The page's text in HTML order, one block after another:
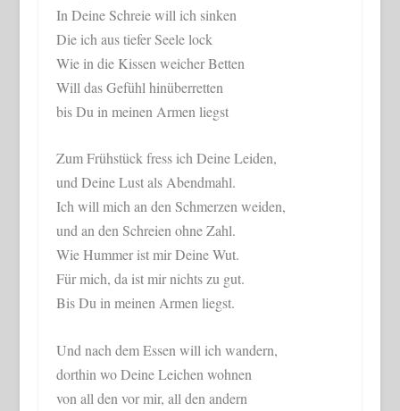
In Deine Schreie will ich sinken
Die ich aus tiefer Seele lock
Wie in die Kissen weicher Betten
Will das Gefühl hinüberretten
bis Du in meinen Armen liegst
Zum Frühstück fress ich Deine Leiden,
und Deine Lust als Abendmahl.
Ich will mich an den Schmerzen weiden,
und an den Schreien ohne Zahl.
Wie Hummer ist mir Deine Wut.
Für mich, da ist mir nichts zu gut.
Bis Du in meinen Armen liegst.
Und nach dem Essen will ich wandern,
dorthin wo Deine Leichen wohnen
von all den vor mir, all den andern